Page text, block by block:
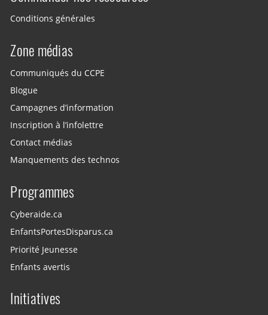
Conditions générales
Zone médias
Communiqués du CCPE
Blogue
Campagnes d’information
Inscription à l’infolettre
Contact médias
Manquements des technos
Programmes
Cyberaide.ca
EnfantsPortesDisparus.ca
Priorité Jeunesse
Enfants avertis
Initiatives